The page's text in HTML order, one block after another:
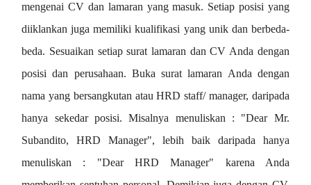
mengenai CV dan lamaran yang masuk. Setiap posisi yang
diiklankan juga memiliki kualifikasi yang unik dan berbeda-
beda. Sesuaikan setiap surat lamaran dan CV Anda dengan
posisi dan perusahaan. Buka surat lamaran Anda dengan
nama yang bersangkutan atau HRD staff/ manager, daripada
hanya sekedar posisi. Misalnya menuliskan : "Dear Mr.
Subandito, HRD Manager", lebih baik daripada hanya
menuliskan : "Dear HRD Manager" karena Anda